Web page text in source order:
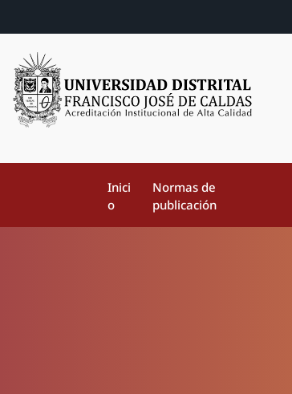
Inici
o
Normas de
publicación